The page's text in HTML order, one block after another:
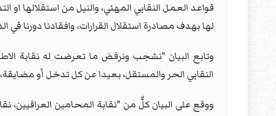
قواعد العمل النقابي المهني، والنيل من استقلالها
لها بهدف مصادرة استقلال القرارات، وافقادنا دورنا
وتابع البيان "نشجب ونرفض ما تعرضت له نقابة
النقابي الحر والمستقل، بعيدا عن كل تدخل أو مضايقة،
ووقع على البيان كلٌّ من "نقابة المحامين العراقيين،